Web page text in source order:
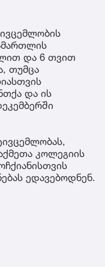
და 6 თვით
თუმცა
და ის
კოლეგიის
ედავებოდნენ.